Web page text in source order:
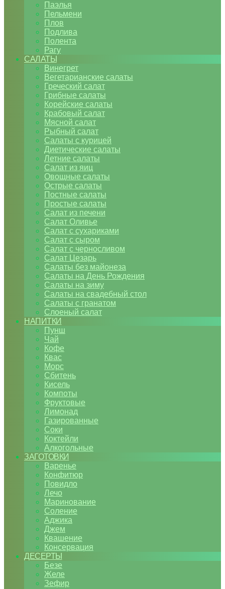
Паэлья
Пельмени
Плов
Подлива
Полента
Рагу
САЛАТЫ
Винегрет
Вегетарианские салаты
Греческий салат
Грибные салаты
Корейские салаты
Крабовый салат
Мясной салат
Рыбный салат
Салаты с курицей
Диетические салаты
Летние салаты
Салат из яиц
Овощные салаты
Острые салаты
Постные салаты
Простые салаты
Салат из печени
Салат Оливье
Салат с сухариками
Салат с сыром
Салат с черносливом
Салат Цезарь
Салаты без майонеза
Салаты на День Рождения
Салаты на зиму
Салаты на свадебный стол
Салаты с гранатом
Слоеный салат
НАПИТКИ
Пунш
Чай
Кофе
Квас
Морс
Сбитень
Кисель
Компоты
Фруктовые
Лимонад
Газированные
Соки
Коктейли
Алкогольные
ЗАГОТОВКИ
Варенье
Конфитюр
Повидло
Лечо
Маринование
Соление
Аджика
Джем
Квашение
Консервация
ДЕСЕРТЫ
Безе
Желе
Зефир